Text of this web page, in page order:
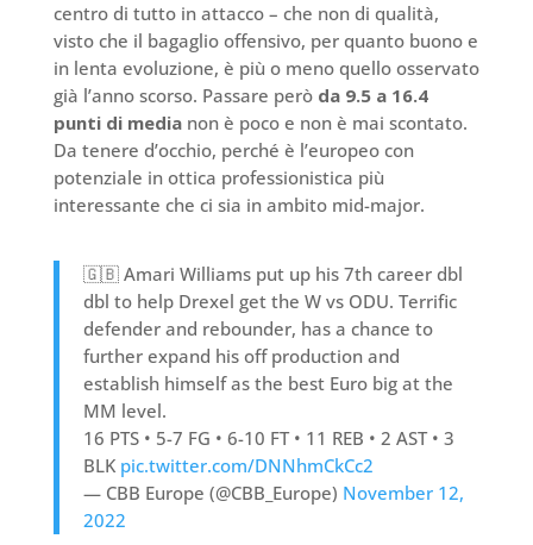
centro di tutto in attacco – che non di qualità,
visto che il bagaglio offensivo, per quanto buono e
in lenta evoluzione, è più o meno quello osservato
già l’anno scorso. Passare peròda 9.5 a 16.4
punti di medianon è poco e non è mai scontato.
Da tenere d’occhio, perché è l’europeo con
potenziale in ottica professionistica più
interessante che ci sia in ambito mid-major.
🇬🇧 Amari Williams put up his 7th career dbl
dbl to help Drexel get the W vs ODU. Terrific
defender and rebounder, has a chance to
further expand his off production and
establish himself as the best Euro big at the
MM level.
16 PTS • 5-7 FG • 6-10 FT • 11 REB • 2 AST • 3
BLK pic.twitter.com/DNNhmCkCc2
— CBB Europe (@CBB_Europe) November 12,
2022